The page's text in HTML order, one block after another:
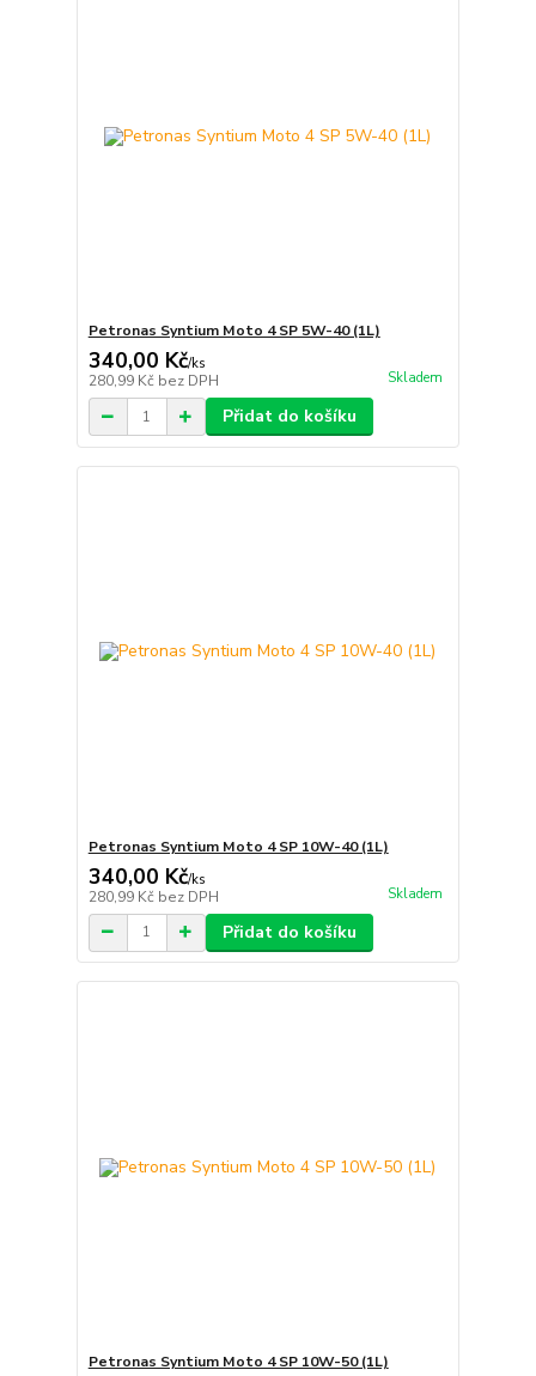
Petronas Syntium Moto 4 SP 5W-40 (1L)
340,00 Kč/ks
280,99 Kč bez DPH Skladem
Přidat do košíku
Petronas Syntium Moto 4 SP 10W-40 (1L)
340,00 Kč/ks
280,99 Kč bez DPH Skladem
Přidat do košíku
Petronas Syntium Moto 4 SP 10W-50 (1L)